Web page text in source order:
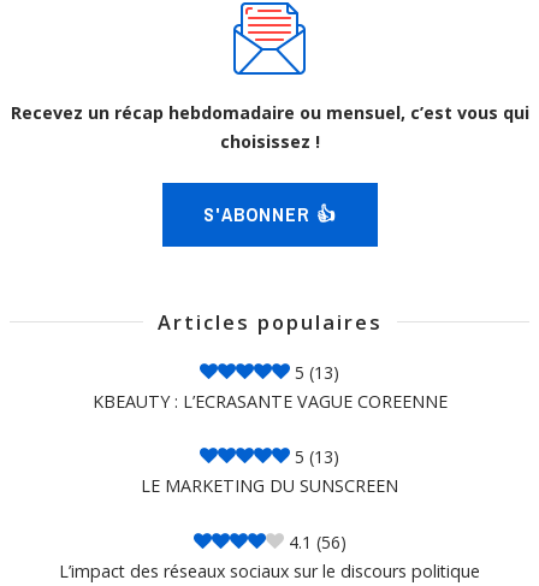
Recevez un récap hebdomadaire ou mensuel, c’est vous qui
choisissez !
S'ABONNER 👍
Articles populaires
5 (13)
KBEAUTY : L’ECRASANTE VAGUE COREENNE
5 (13)
LE MARKETING DU SUNSCREEN
4.1 (56)
L’impact des réseaux sociaux sur le discours politique